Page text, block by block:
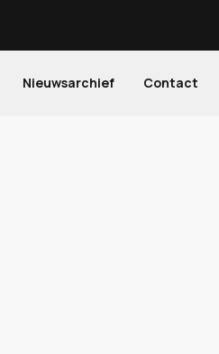
Nieuwsarchief Contact